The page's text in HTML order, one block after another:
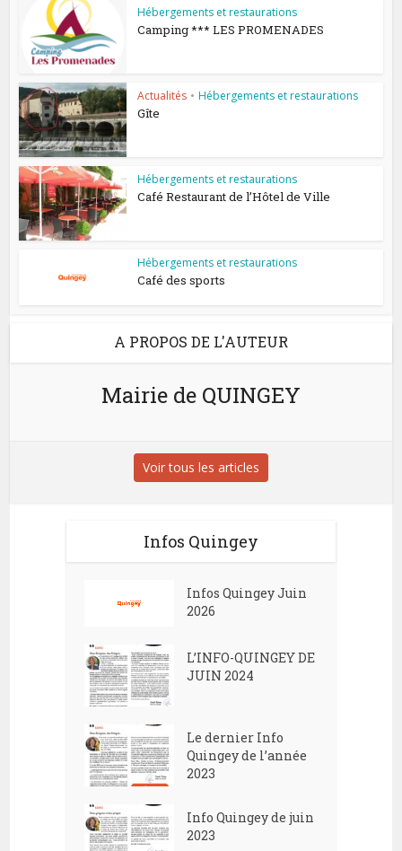
Hébergements et restaurations
Camping *** LES PROMENADES
Actualités • Hébergements et restaurations
Gîte
Hébergements et restaurations
Café Restaurant de l’Hôtel de Ville
Hébergements et restaurations
Café des sports
A PROPOS DE L'AUTEUR
Mairie de QUINGEY
Voir tous les articles
Infos Quingey
Infos Quingey Juin
2026
L’INFO-QUINGEY DE
JUIN 2024
Le dernier Info
Quingey de l’année
2023
Info Quingey de juin
2023